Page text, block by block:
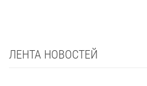
ЛЕНТА НОВОСТЕЙ